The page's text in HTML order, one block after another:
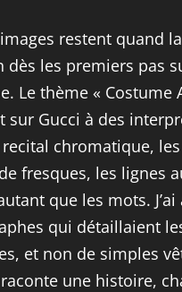
restent quand
dès les premiers pas
Le thème «
sur Gucci à des
recital chromatique,
fresques, les lignes
que les mots.
qui détaillaient
et non de simples
une histoire,